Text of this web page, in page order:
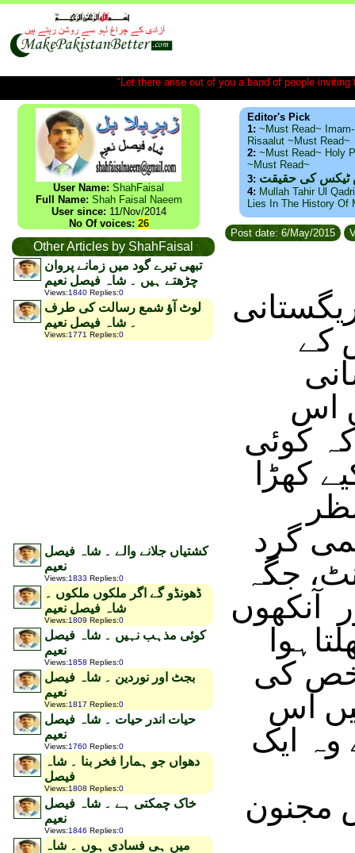
"Let there arise out of you a band of people
User Name: ShahFaisal
Full Name: Shah Faisal Naeem
User since: 11/Nov/2014
No Of voices: 26
Other Articles by ShahFaisal
تبھی تیرے گود میں زمانے پروان
چڑھتے ہیں ۔ شاہ فیصل نعیم
Views:1840 Replies:0
لوٹ آؤ شمع رسالت کی طرف
۔ شاہ فیصل نعیم
Views:1771 Replies:0
کشتیاں جلانے والے ۔ شاہ فیصل
نعیم
Views:1833 Replies:0
ڈھونڈو گے اگر ملکوں ملکوں ۔
شاہ فیصل نعیم
Views:1809 Replies:0
کوئی مذہب نہیں ۔ شاہ فیصل
نعیم
Views:1858 Replies:0
بجٹ اور نوردین ۔ شاہ فیصل
نعیم
Views:1817 Replies:0
حیات اندر حیات ۔ شاہ فیصل
نعیم
Views:1760 Replies:0
دھواں جو ہمارا فخر بنا ۔ شاہ
فیصل
Views:1808 Replies:0
خاک چمکتی ہے ۔ شاہ فیصل
نعیم
Views:1846 Replies:0
میں ہی فسادی ہوں ۔ شاہ
Editor's Pick
1: ~Must Read~
Risaalut ~Must Read~
2: ~Must Read~ Holy
~Must Read~
3: ٹیکس کی حقیقت
4: Mullah Tahir Ul
Lies In The History Of
Post date: 6/May/2015
کے
اس
کوئی
کھڑا
گرد
جگہ
آنکھوں
کی
اس
وہ ایک
مجنون